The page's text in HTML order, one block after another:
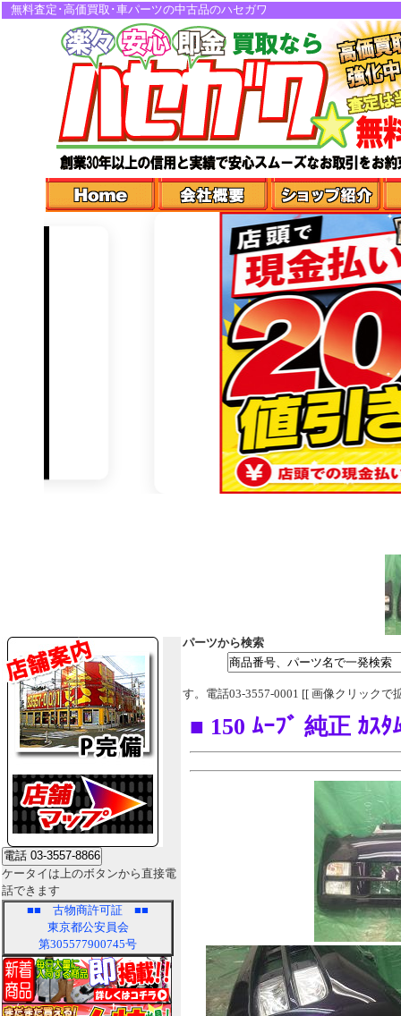
無料査定･高価買取･車パーツの中古品のハセガワ
ケータイは上のボタンから直接電
話できます
■■ 古物商許可証 ■■
東京都公安員会
第305577900745号
パーツから検索
す。電話03-3557-0001 [[ 画像クリックで
■ 150 ﾑｰﾌﾞ 純正 ｶｽﾀ